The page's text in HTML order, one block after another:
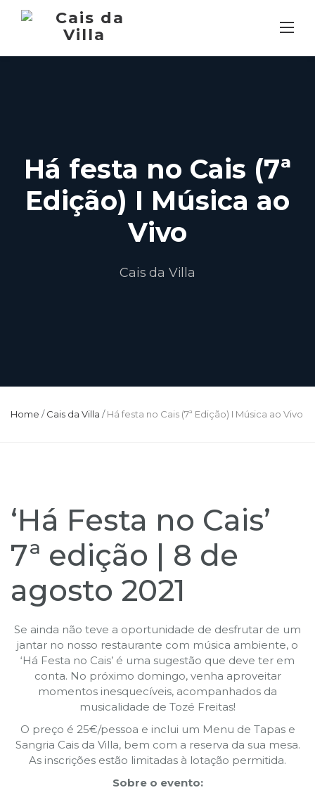
Skip
Há festa no Cais (7ª
Edição) I Música ao
Vivo
Cais da Villa
Home /Cais da Villa /Há festa no Cais (7ª Edição) I Música ao Vivo
‘Há Festa no Cais’
7ª edição | 8 de
agosto 2021
Se ainda não teve a oportunidade de desfrutar de um
jantar no nosso restaurante com música ambiente, o
‘Há Festa no Cais’ é uma sugestão que deve ter em
conta. No próximo domingo, venha aproveitar
momentos inesquecíveis, acompanhados da
musicalidade de Tozé Freitas!
O preço é 25€/pessoa e inclui um Menu de Tapas e
Sangria Cais da Villa, bem com a reserva da sua mesa.
As inscrições estão limitadas à lotação permitida.
Sobre o evento: